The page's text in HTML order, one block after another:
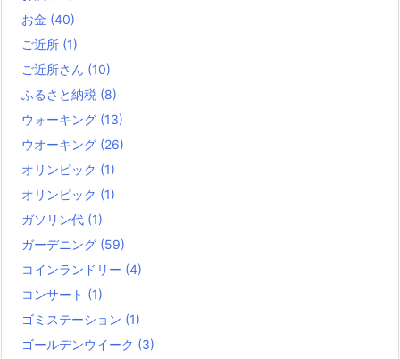
お金 (40)
ご近所 (1)
ご近所さん (10)
ふるさと納税 (8)
ウォーキング (13)
ウオーキング (26)
オリンピック (1)
オリンピック (1)
ガソリン代 (1)
ガーデニング (59)
コインランドリー (4)
コンサート (1)
ゴミステーション (1)
ゴールデンウイーク (3)